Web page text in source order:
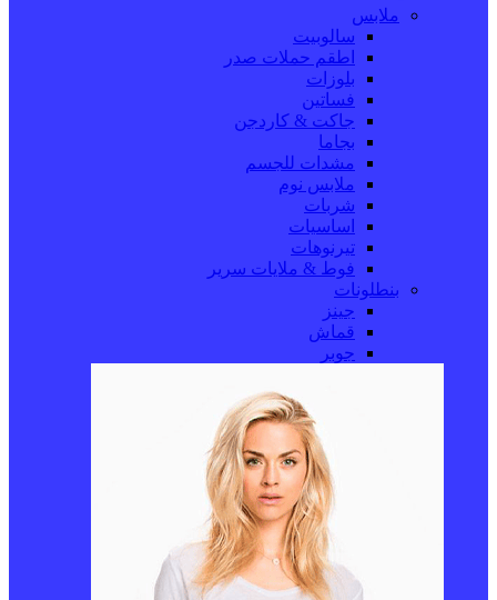
ملابس
سالوبيت
اطقم حملات صدر
بلوزات
فساتين
جاكت & كاردجن
بجاما
مشدات للجسم
ملابس نوم
شربات
اساسيات
تيرنوهات
فوط & ملايات سرير
بنطلونات
جينز
قماش
جوبر